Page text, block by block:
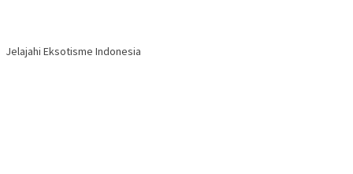
Jelajahi Eksotisme Indonesia